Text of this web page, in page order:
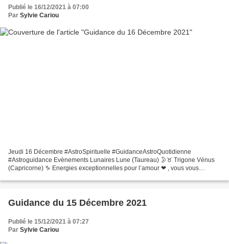
Publié le 16/12/2021 à 07:00
Par Sylvie Cariou
Jeudi 16 Décembre #AstroSpirituelle #GuidanceAstroQuotidienne
#Astroguidance Evènements Lunaires Lune (Taureau) 🌛♉ Trigone Vénus
(Capricorne) ♑ Energies exceptionnelles pour l’amour ❤ , vous vous
Guidance du 15 Décembre 2021
Publié le 15/12/2021 à 07:27
Par Sylvie Cariou